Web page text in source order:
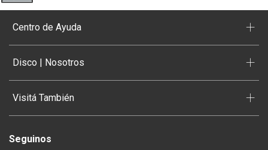
Centro de Ayuda +
Disco | Nosotros +
Visitá También +
Seguinos